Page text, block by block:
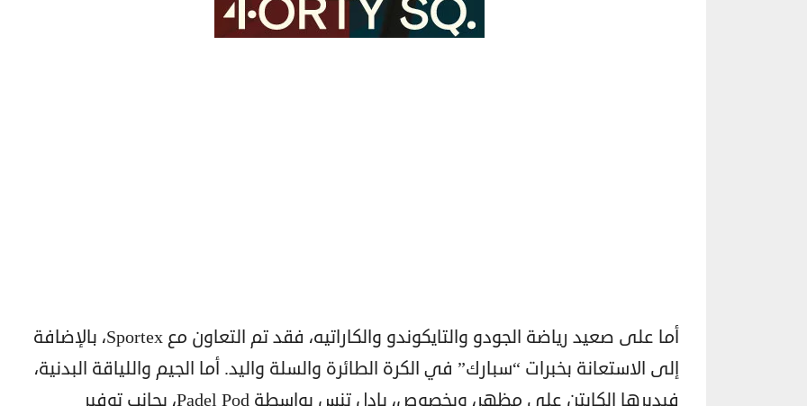
أما على صعيد رياضة الجودو والتايكوندو والكاراتيه، فقد تم التعاون مع Sportex، بالإضافة
إلى الاستعانة بخبرات “سبارك” في الكرة الطائرة والسلة واليد. أما الجيم واللياقة البدنية،
فيديرها الكابتن على مظهر، وبخصوص، بادل تنس بواسطة Padel Pod، بجانب توفير